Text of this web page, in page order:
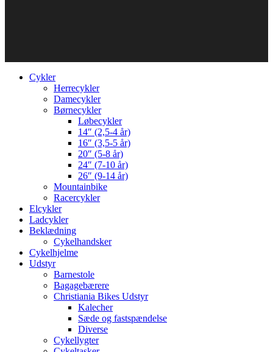
Cykler
Herrecykler
Damecykler
Børnecykler
Løbecykler
14″ (2,5-4 år)
16″ (3,5-5 år)
20″ (5-8 år)
24″ (7-10 år)
26″ (9-14 år)
Mountainbike
Racercykler
Elcykler
Ladcykler
Beklædning
Cykelhandsker
Cykelhjelme
Udstyr
Barnestole
Bagagebærere
Christiania Bikes Udstyr
Kalecher
Sæde og fastspændelse
Diverse
Cykellygter